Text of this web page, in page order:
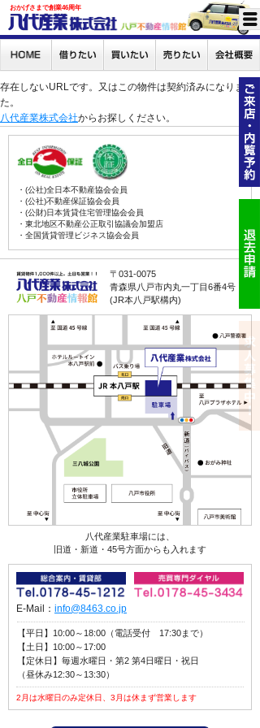
おかげさまで創業46周年
存在しないURLです。又はこの物件は契約済みになりまし
た。
八代産業株式会社からお探しください。
・(公社)全日本不動産協会会員
・(公社)不動産保証協会会員
・(公財)日本賃貸住宅管理協会会員
・東北地区不動産公正取引協議会加盟店
・全国賃貸管理ビジネス協会会員
〒031-0075
青森県八戸市内丸一丁目6番4号
(JR本八戸駅構内)
八代産業駐車場には、
旧道・新道・45号方面からも入れます
E-Mail： info@8463.co.jp
【平日】10:00～18:00（電話受付 17:30まで）
【土日】10:00～17:00
【定休日】毎週水曜日・第2 第4日曜日・祝日
（昼休み12:30～13:30）
2月は水曜日のみ定休日、3月は休まず営業します